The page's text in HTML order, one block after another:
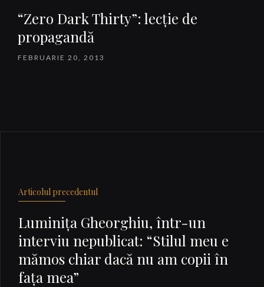
“Zero Dark Thirty”: lecţie de
propagandă
FEBRUARIE 20, 2013
Articolul precedentul
Luminiţa Gheorghiu, într-un
interviu nepublicat: “Stilul meu e
mămos chiar dacă nu am copii în
faţa mea”